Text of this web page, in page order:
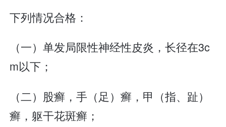
下列情况合格：
（一）单发局限性神经性皮炎，长径在3c
m以下；
（二）股癣，手（足）癣，甲（指、趾）
癣，躯干花斑癣；